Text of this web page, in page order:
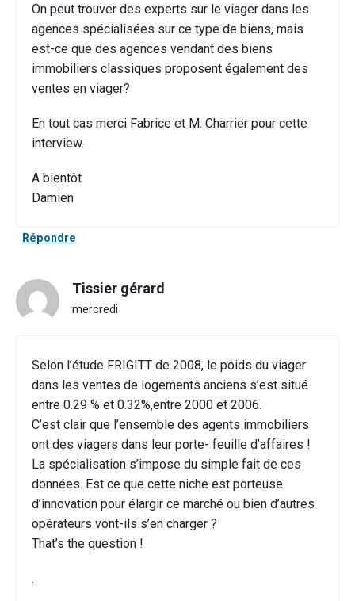
On peut trouver des experts sur le viager dans les
agences spécialisées sur ce type de biens, mais
est-ce que des agences vendant des biens
immobiliers classiques proposent également des
ventes en viager?
En tout cas merci Fabrice et M. Charrier pour cette
interview.
A bientôt
Damien
Répondre
Tissier gérard
mercredi
Selon l’étude FRIGITT de 2008, le poids du viager
dans les ventes de logements anciens s’est situé
entre 0.29 % et 0.32%,entre 2000 et 2006.
C’est clair que l’ensemble des agents immobiliers
ont des viagers dans leur porte- feuille d’affaires !
La spécialisation s’impose du simple fait de ces
données. Est ce que cette niche est porteuse
d’innovation pour élargir ce marché ou bien d’autres
opérateurs vont-ils s’en charger ?
That’s the question !
.